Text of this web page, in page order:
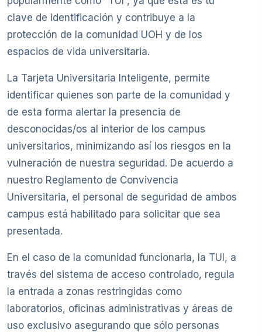
clave de identificación y contribuye a la
protección de la comunidad UOH y de los
espacios de vida universitaria.
La Tarjeta Universitaria Inteligente, permite
identificar quienes son parte de la comunidad y
de esta forma alertar la presencia de
desconocidas/os al interior de los campus
universitarios, minimizando así los riesgos en la
vulneración de nuestra seguridad. De acuerdo a
nuestro Reglamento de Convivencia
Universitaria, el personal de seguridad de ambos
campus está habilitado para solicitar que sea
presentada.
En el caso de la comunidad funcionaria, la TUI, a
través del sistema de acceso controlado, regula
la entrada a zonas restringidas como
laboratorios, oficinas administrativas y áreas de
uso exclusivo asegurando que sólo personas